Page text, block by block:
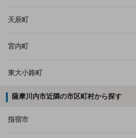
天辰町
宮内町
東大小路町
薩摩川内市近隣の市区町村から探す
指宿市